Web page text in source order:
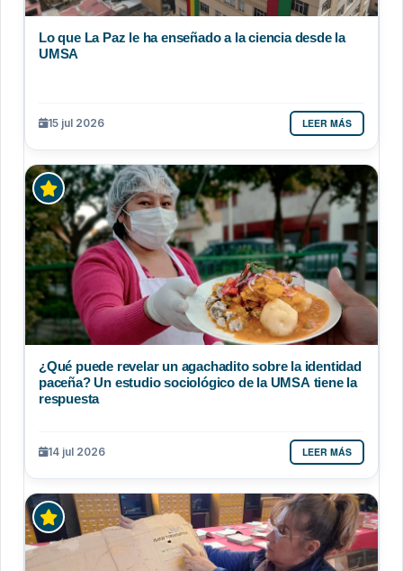
Lo que La Paz le ha enseñado a la ciencia desde la
UMSA
15 jul 2026 LEER MÁS
¿Qué puede revelar un agachadito sobre la identidad
paceña? Un estudio sociológico de la UMSA tiene la
respuesta
14 jul 2026 LEER MÁS